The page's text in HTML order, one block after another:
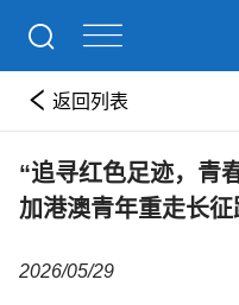
返回列表
“追寻红色足迹，青
加港澳青年重走长
2026/05/29